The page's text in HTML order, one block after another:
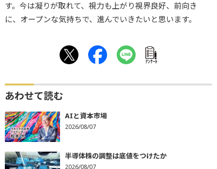
す。今は凝りが取れて、視力も上がり視界良好、前向き
に、オープンな気持ちで、進んでいきたいと思います。
ｱﾝｹｰﾄ
あわせて読む
AIと資本市場
2026/08/07
半導体株の調整は底値をつけたか
2026/08/07